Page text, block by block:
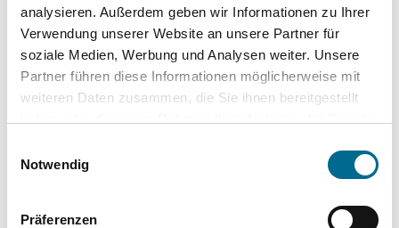
analysieren. Außerdem geben wir Informationen zu Ihrer
Verwendung unserer Website an unsere Partner für
soziale Medien, Werbung und Analysen weiter. Unsere
Partner führen diese Informationen möglicherweise mit
weiteren Daten zusammen, die Sie ihnen bereitgestellt
Cookies, wenn Sie unsere Webseite weiterhin nutzen.
Notwendig
Präferenzen
Kindersitzbefestigung (ISOFIX)
Garantie
Qualitätssiegel